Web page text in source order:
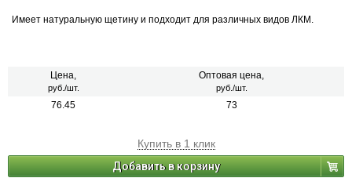
Имеет натуральную щетину и подходит для различных видов ЛКМ.
Цена,
руб./шт.
Оптовая цена,
руб./шт.
76.45 73
Купить в 1 клик
Добавить в корзину